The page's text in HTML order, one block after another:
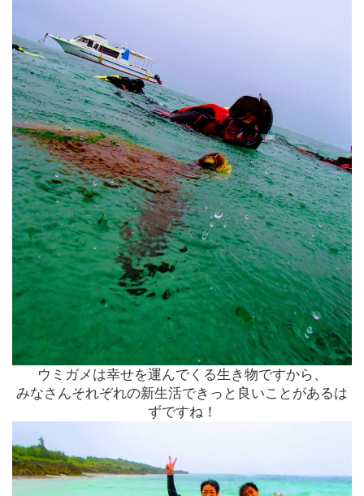
ウミガメは幸せを運んでくる生き物ですから、
みなさんそれぞれの新生活できっと良いことがあるは
ずですね！